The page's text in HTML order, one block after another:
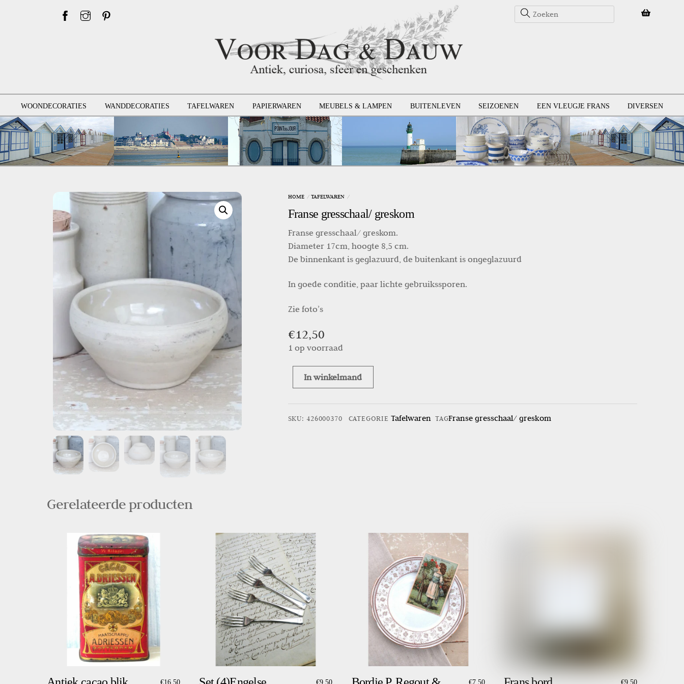
WOONDECORATIES WANDDECORATIES TAFELWAREN PAPIERWAREN MEUBELS & LAMPEN BUITENLEVEN SEIZOENEN EEN VLEUGJE FRANS DIVERSEN
HOME TAFELWAREN
Franse gresschaal/ greskom
Franse gresschaal/ greskom.
Diameter 17cm, hoogte 8,5 cm.
De binnenkant is geglazuurd, de buitenkant is ongeglazuurd
In goede conditie, paar lichte gebruikssporen.
Zie foto’s
€12,50
1 op voorraad
Franse
aantal
In winkelmand
SKU: 426000370 CATEGORIETafelwaren TAGFranse gresschaal/ greskom
Gerelateerde producten
€16,50 €9,50 €7,50 €9,50